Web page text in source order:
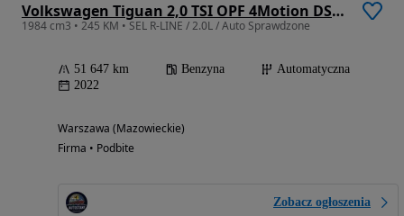
Volkswagen Tiguan 2,0 TSI OPF 4Motion DSG R-Line
1984 cm3 • 245 KM • SEL R-LINE / 2.0L / Auto Sprawdzone
51 647 km Benzyna
Automatyczna
2022
Warszawa (Mazowieckie)
Firma • Podbite
Zobacz ogłoszenia